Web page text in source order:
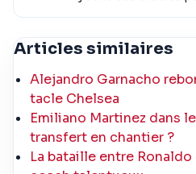
Articles similaires
Alejandro Garnacho
tacle Chelsea
Emiliano Martinez dans
transfert en chantier ?
La bataille entre